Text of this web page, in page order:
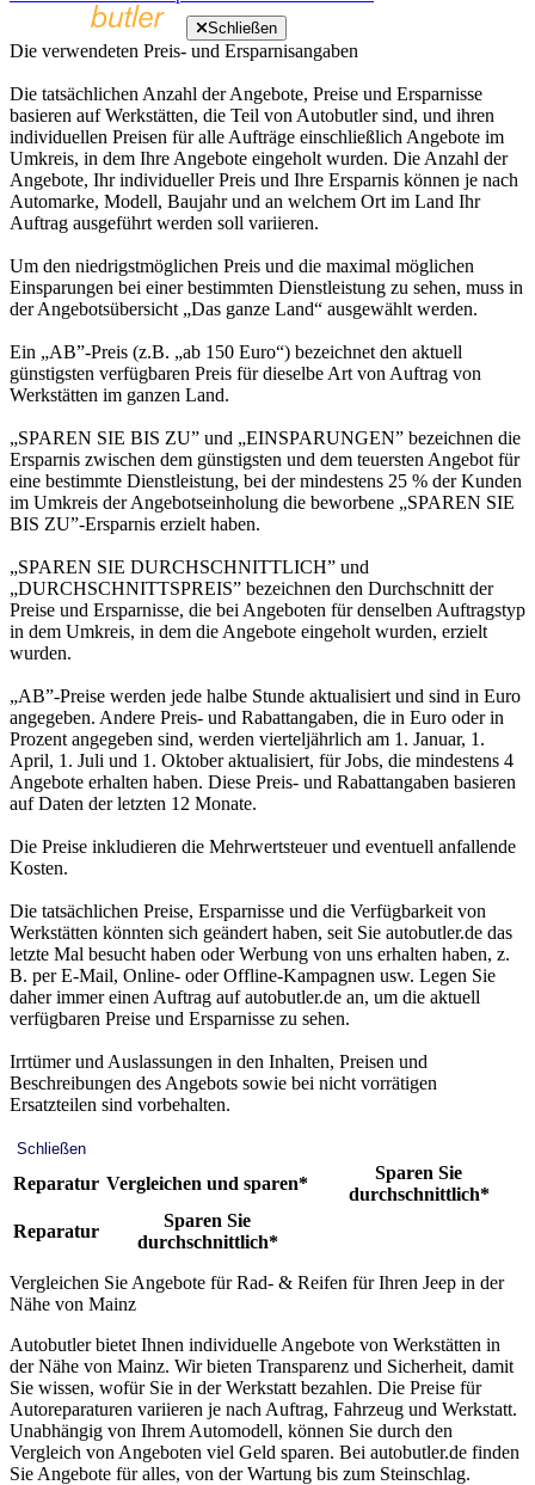
Schließen
Die verwendeten Preis- und Ersparnisangaben
Die tatsächlichen Anzahl der Angebote, Preise und Ersparnisse
basieren auf Werkstätten, die Teil von Autobutler sind, und ihren
individuellen Preisen für alle Aufträge einschließlich Angebote im
Umkreis, in dem Ihre Angebote eingeholt wurden. Die Anzahl der
Angebote, Ihr individueller Preis und Ihre Ersparnis können je nach
Automarke, Modell, Baujahr und an welchem Ort im Land Ihr
Auftrag ausgeführt werden soll variieren.
Um den niedrigstmöglichen Preis und die maximal möglichen
Einsparungen bei einer bestimmten Dienstleistung zu sehen, muss in
der Angebotsübersicht „Das ganze Land“ ausgewählt werden.
Ein „AB”-Preis (z.B. „ab 150 Euro“) bezeichnet den aktuell
günstigsten verfügbaren Preis für dieselbe Art von Auftrag von
Werkstätten im ganzen Land.
„SPAREN SIE BIS ZU” und „EINSPARUNGEN” bezeichnen die
Ersparnis zwischen dem günstigsten und dem teuersten Angebot für
eine bestimmte Dienstleistung, bei der mindestens 25 % der Kunden
im Umkreis der Angebotseinholung die beworbene „SPAREN SIE
BIS ZU”-Ersparnis erzielt haben.
„SPAREN SIE DURCHSCHNITTLICH” und
„DURCHSCHNITTSPREIS” bezeichnen den Durchschnitt der
Preise und Ersparnisse, die bei Angeboten für denselben Auftragstyp
in dem Umkreis, in dem die Angebote eingeholt wurden, erzielt
wurden.
„AB”-Preise werden jede halbe Stunde aktualisiert und sind in Euro
angegeben. Andere Preis- und Rabattangaben, die in Euro oder in
Prozent angegeben sind, werden vierteljährlich am 1. Januar, 1.
April, 1. Juli und 1. Oktober aktualisiert, für Jobs, die mindestens 4
Angebote erhalten haben. Diese Preis- und Rabattangaben basieren
auf Daten der letzten 12 Monate.
Die Preise inkludieren die Mehrwertsteuer und eventuell anfallende
Kosten.
Die tatsächlichen Preise, Ersparnisse und die Verfügbarkeit von
Werkstätten könnten sich geändert haben, seit Sie autobutler.de das
letzte Mal besucht haben oder Werbung von uns erhalten haben, z.
B. per E-Mail, Online- oder Offline-Kampagnen usw. Legen Sie
daher immer einen Auftrag auf autobutler.de an, um die aktuell
verfügbaren Preise und Ersparnisse zu sehen.
Irrtümer und Auslassungen in den Inhalten, Preisen und
Beschreibungen des Angebots sowie bei nicht vorrätigen
Ersatzteilen sind vorbehalten.
Schließen
Reparatur Vergleichen und sparen*
Sparen Sie
durchschnittlich*
Reparatur
Sparen Sie
durchschnittlich*
Vergleichen Sie Angebote für Rad- & Reifen für Ihren Jeep in der
Nähe von Mainz
Autobutler bietet Ihnen individuelle Angebote von Werkstätten in
der Nähe von Mainz. Wir bieten Transparenz und Sicherheit, damit
Sie wissen, wofür Sie in der Werkstatt bezahlen. Die Preise für
Autoreparaturen variieren je nach Auftrag, Fahrzeug und Werkstatt.
Unabhängig von Ihrem Automodell, können Sie durch den
Vergleich von Angeboten viel Geld sparen. Bei autobutler.de finden
Sie Angebote für alles, von der Wartung bis zum Steinschlag.